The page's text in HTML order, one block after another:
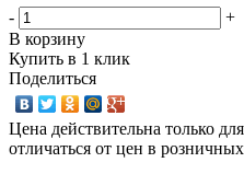
-
+
В корзину
Купить в 1 клик
Поделиться
Цена действительна только
отличаться от цен в